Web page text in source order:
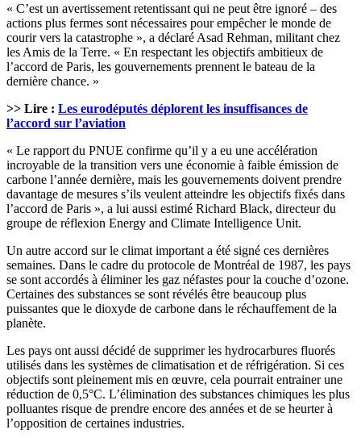
« C’est un avertissement retentissant qui ne peut être ignoré – des
actions plus fermes sont nécessaires pour empêcher le monde de
courir vers la catastrophe », a déclaré Asad Rehman, militant chez
les Amis de la Terre. « En respectant les objectifs ambitieux de
l’accord de Paris, les gouvernements prennent le bateau de la
dernière chance. »
>> Lire : Les eurodéputés déplorent les insuffisances de
l’accord sur l’aviation
« Le rapport du PNUE confirme qu’il y a eu une accélération
incroyable de la transition vers une économie à faible émission de
carbone l’année dernière, mais les gouvernements doivent prendre
davantage de mesures s’ils veulent atteindre les objectifs fixés dans
l’accord de Paris », a lui aussi estimé Richard Black, directeur du
groupe de réflexion Energy and Climate Intelligence Unit.
Un autre accord sur le climat important a été signé ces dernières
semaines. Dans le cadre du protocole de Montréal de 1987, les pays
se sont accordés à éliminer les gaz néfastes pour la couche d’ozone.
Certaines des substances se sont révélés être beaucoup plus
puissantes que le dioxyde de carbone dans le réchauffement de la
planète.
Les pays ont aussi décidé de supprimer les hydrocarbures fluorés
utilisés dans les systèmes de climatisation et de réfrigération. Si ces
objectifs sont pleinement mis en œuvre, cela pourrait entrainer une
réduction de 0,5°C. L’élimination des substances chimiques les plus
polluantes risque de prendre encore des années et de se heurter à
l’opposition de certaines industries.